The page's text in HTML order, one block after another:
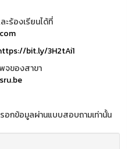
ะร้องเรียนได้ที่
bit.ly/3H2tAi1
จของสาขา
อกข้อมูลผ่านแบบสอบถามเท่านั้น